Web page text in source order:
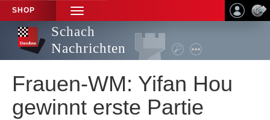
SHOP
TOGGLE
NAVIGATION
Schach
Nachrichten
Frauen-WM: Yifan Hou
gewinnt erste Partie